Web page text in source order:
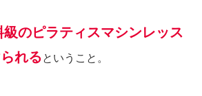
級のピラティスマシンレッス
れるということ。